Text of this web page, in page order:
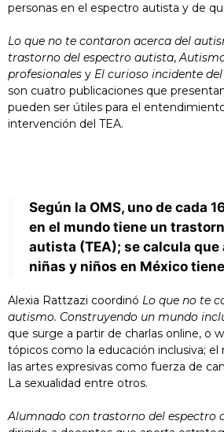
personas en el espectro autista y de
Lo que no te contaron acerca del
trastorno del espectro autista,
profesionales y El curioso incidente
son cuatro publicaciones que
pueden ser útiles para el
intervención del TEA.
Según la OMS, uno de cada
en el mundo tiene un
autista (TEA); se calcula
niñas y niños en México
Alexia Rattzazi coordinó Lo que no te
autismo. Construyendo un mundo
que surge a partir de charlas online, o
tópicos como la educación inclusiva; el
las artes expresivas como fuerza de
La sexualidad entre otros.
Alumnado con trastorno del espectro